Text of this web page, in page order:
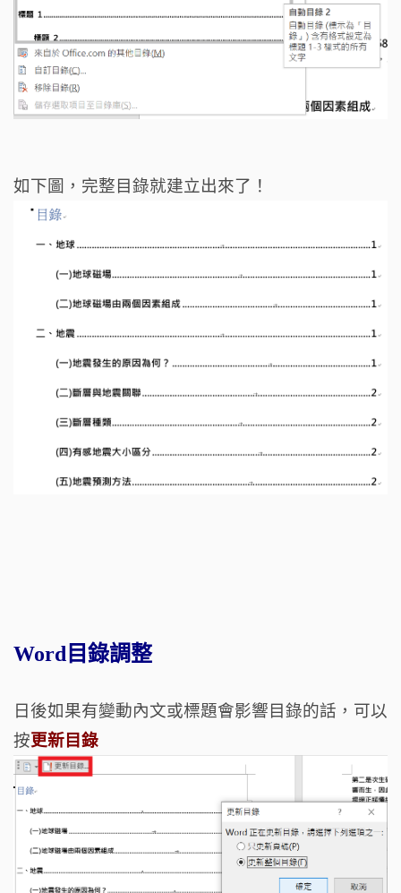
如下圖，完整目錄就建立出來了！
Word目錄調整
日後如果有變動內文或標題會影響目錄的話，可以
按更新目錄